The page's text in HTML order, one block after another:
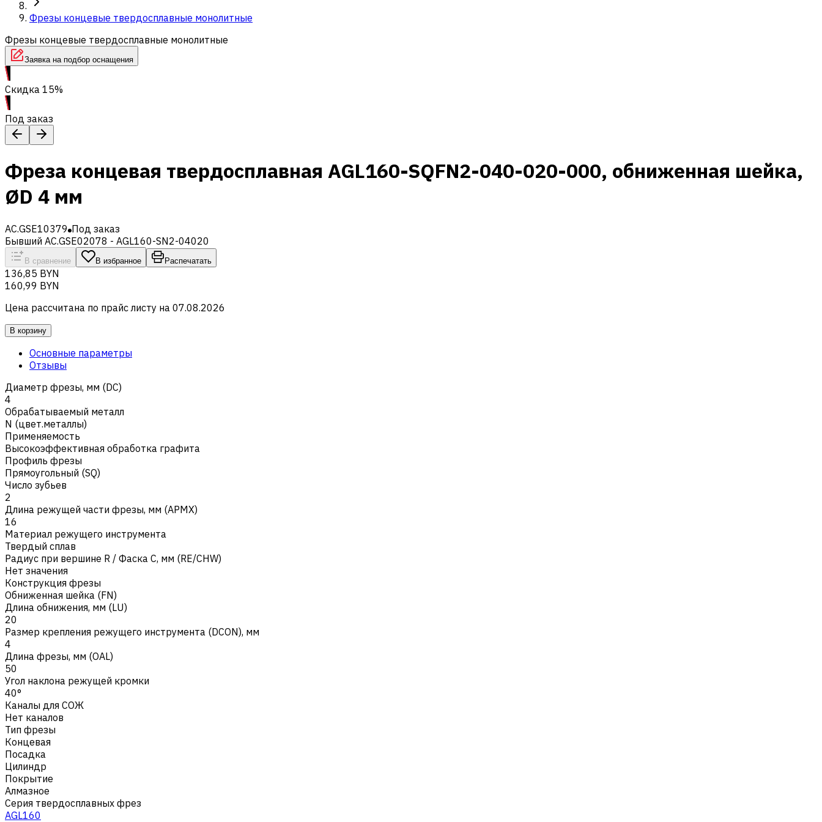
Фрезы концевые твердосплавные монолитные
Фрезы концевые твердосплавные монолитные
Заявка на подбор оснащения
Скидка 15%
Под заказ
Фреза концевая твердосплавная AGL160-SQFN2-040-020-000, обниженная шейка,
ØD 4 мм
AC.GSE10379 Под заказ
Бывший AC.GSE02078 - AGL160-SN2-04020
В сравнение В избранное Распечатать
136,85 BYN
160,99 BYN
Цена рассчитана по прайс листу на 07.08.2026
В корзину
Основные параметры
Отзывы
Диаметр фрезы, мм (DC)
4
Обрабатываемый металл
N (цвет.металлы)
Применяемость
Высокоэффективная обработка графита
Профиль фрезы
Прямоугольный (SQ)
Число зубьев
2
Длина режущей части фрезы, мм (APMX)
16
Материал режущего инструмента
Твердый сплав
Радиус при вершине R / Фаска C, мм (RE/CHW)
Нет значения
Конструкция фрезы
Обниженная шейка (FN)
Длина обнижения, мм (LU)
20
Размер крепления режущего инструмента (DCON), мм
4
Длина фрезы, мм (OAL)
50
Угол наклона режущей кромки
40°
Каналы для СОЖ
Нет каналов
Тип фрезы
Концевая
Посадка
Цилиндр
Покрытие
Алмазное
Серия твердосплавных фрез
AGL160